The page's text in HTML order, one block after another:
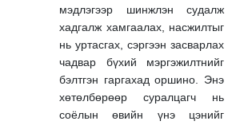
мэдлэгээр шинжлэн судалж
хадгалж хамгаалах, насжилтыг
нь уртасгах, сэргээн засварлах
чадвар бүхий мэргэжилтнийг
бэлтгэн гаргахад оршино. Энэ
хөтөлбөрөөр суралцагч нь
соёлын өвийн үнэ цэнийг